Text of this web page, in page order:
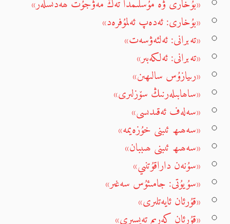
«بۇخارى: ئەدەپ ئەلمۇفرەد»
«تەبرانى: ئەلئەۋسەت»
«تەبرانى: ئەلكەبىر»
«رىيازۇس سالىھىن»
«ساھابىلەرنىڭ سۆزلىرى»
«سەلەف ئەقىدىسى»
«سەھىھ ئىبنى خۇزەيمە»
«سەھىھ ئىبنى ھىببان»
«سۇنەن داراقۇتنىي»
«سۇيۇتى: جامىئۇس سەغىر»
«قۇرئان ئايەتلىرى»